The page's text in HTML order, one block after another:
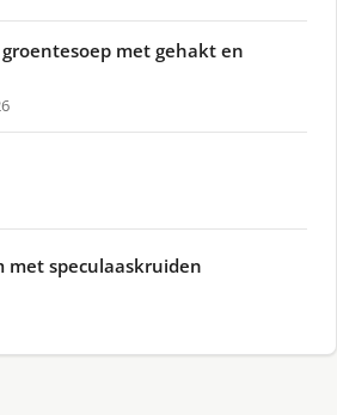
met gehakt en
met speculaaskruiden